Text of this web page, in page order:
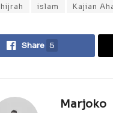
hijrah islam Kajian
Share 5
Marjoko